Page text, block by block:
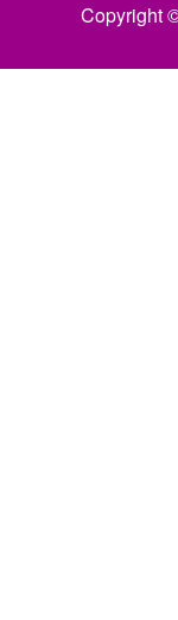
Copyright